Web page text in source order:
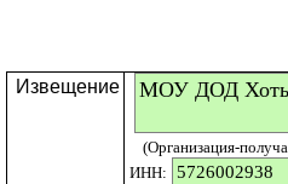
Извещение
(Организация-
ИНН: